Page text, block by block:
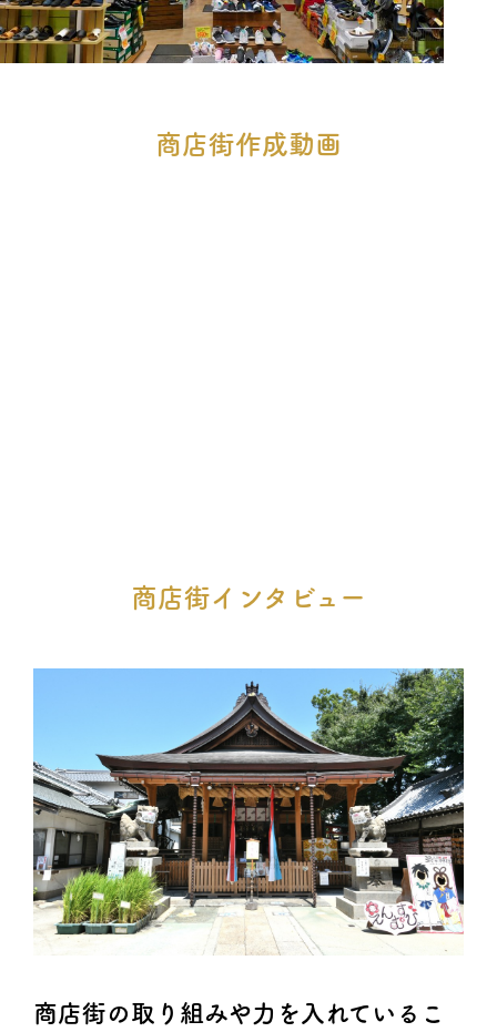
商店街作成動画
商店街インタビュー
商店街の取り組みや力を入れているこ